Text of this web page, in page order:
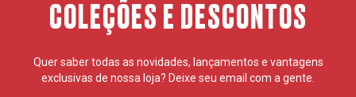
COLEÇÕES E DESCONTOS
Quer saber todas as novidades, lançamentos e vantagens
exclusivas de nossa loja? Deixe seu email com a gente.